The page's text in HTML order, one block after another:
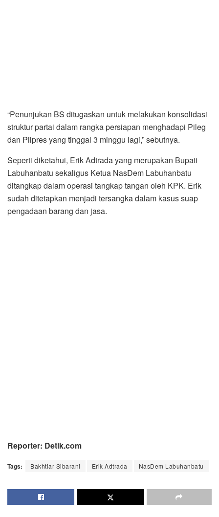
“Penunjukan BS ditugaskan untuk melakukan konsolidasi
struktur partai dalam rangka persiapan menghadapi Pileg
dan Pilpres yang tinggal 3 minggu lagi,” sebutnya.
Seperti diketahui, Erik Adtrada yang merupakan Bupati
Labuhanbatu sekaligus Ketua NasDem Labuhanbatu
ditangkap dalam operasi tangkap tangan oleh KPK. Erik
sudah ditetapkan menjadi tersangka dalam kasus suap
pengadaan barang dan jasa.
Reporter: Detik.com
Tags: Bakhtiar Sibarani Erik Adtrada NasDem Labuhanbatu